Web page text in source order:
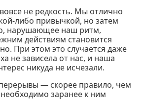
не редкость. Мы отлично
либо привычкой, но затем
нарушающее наш ритм,
действиям становится
При этом это случается даже
не зависела от нас, и наша
никуда не исчезали.
— скорее правило, чем
заранее к ним